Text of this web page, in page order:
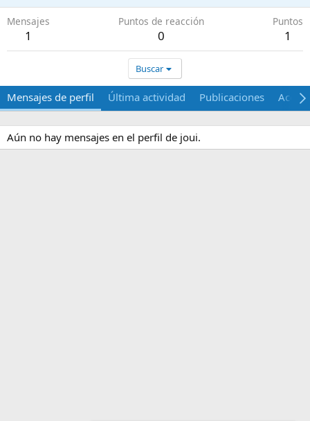
Mensajes
1
Puntos de reacción
0
Puntos
1
Buscar
Mensajes de perfil Última actividad Publicaciones Acerca
Aún no hay mensajes en el perfil de joui.